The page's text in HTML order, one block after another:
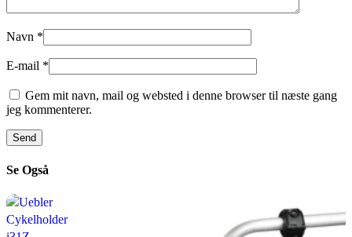
Navn *
E-mail *
Gem mit navn, mail og websted i denne browser til næste gang
jeg kommenterer.
Se Også